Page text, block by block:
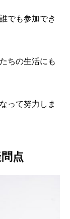
でも参加でき
ちの生活にも
って努力しま
点